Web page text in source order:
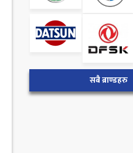
सबै ब्राण्डहरु